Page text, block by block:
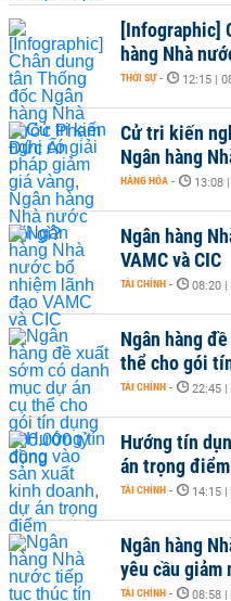
[Infographic]
hàng Nhà
THỜI SỰ - 12:15 |
Cử tri kiến
Ngân hàng
HÀNG HÓA - 13:08
Ngân hàng
VAMC và CIC
TÀI CHÍNH - 08:20
Ngân hàng
thể cho gói
TÀI CHÍNH - 22:45
Hướng tín
án trọng điểm
TÀI CHÍNH - 14:15
Ngân hàng
yêu cầu giảm
TÀI CHÍNH - 08:58